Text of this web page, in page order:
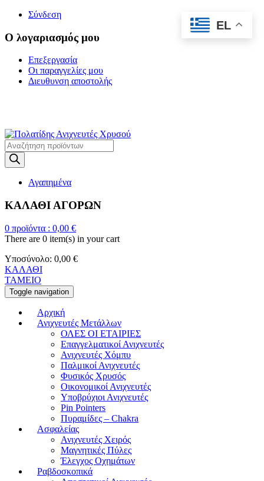
Σύνδεση
Ο λογαριασμός μου
Επεξεργασία
Οι παραγγελίες μου
Διευθυνση αποστολής
Products
search
Αγαπημένα
ΚΑΛΑΘΙ ΑΓΟΡΩΝ
0 προϊόντα : 0,00 €
There are 0 item(s) in your cart
Υποσύνολο: 0,00 €
ΚΑΛΑΘΙ
ΤΑΜΕΙΟ
Toggle navigation
Αρχική
Ανιχνευτές Μετάλλων
ΟΛΕΣ ΟΙ ΕΤΑΙΡΙΕΣ
Επαγγελματικοί Ανιχνευτές
Ανιχνευτές Χόμπυ
Παλμικοί Ανιχνευτές
Φυσικός Χρυσός
Οικονομικοί Ανιχνευτές
Υποβρύχιοι Ανιχνευτές
Pin Pointers
Πυραμίδες – Chakra
Ασφαλείας
Ανιχνευτές Χειρός
Μαγνητικές Πύλες
Έλεγχος Οχημάτων
Ραβδοσκοπικά
EL